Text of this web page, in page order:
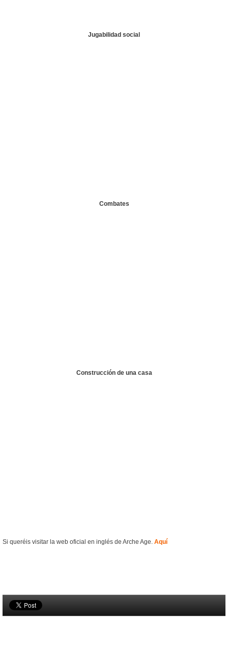
Jugabilidad social
Combates
Construcción de una casa
Si queréis visitar la web oficial en inglés de Arche Age. Aquí